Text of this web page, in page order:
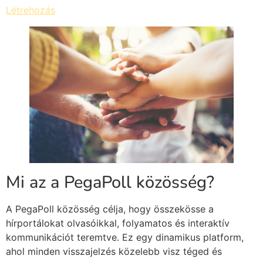
Létrehozás
Mi az a PegaPoll közösség?
A PegaPoll közösség célja, hogy összekösse a
hírportálokat olvasóikkal, folyamatos és interaktív
kommunikációt teremtve. Ez egy dinamikus platform,
ahol minden visszajelzés közelebb visz téged és